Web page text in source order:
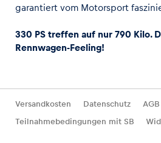
garantiert vom Motorsport
330 PS treffen auf nur 790 Kilo.
Rennwagen-Feeling!
Versandkosten Datenschutz
Teilnahmebedingungen mit SB